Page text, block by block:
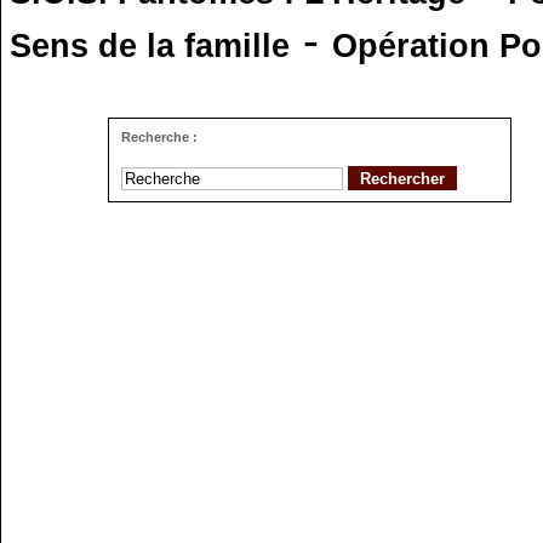
Sens de la famille - Opération
Recherche :